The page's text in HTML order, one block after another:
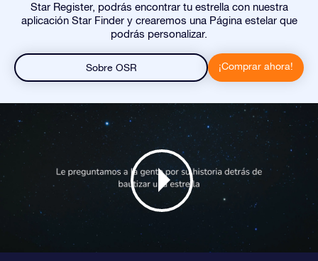
Star Register, podrás encontrar tu estrella con nuestra
aplicación Star Finder y crearemos una Página estelar que
podrás personalizar.
Sobre OSR ¡Comprar ahora!